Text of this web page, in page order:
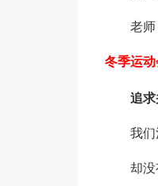
老师
冬季运
追
我
却